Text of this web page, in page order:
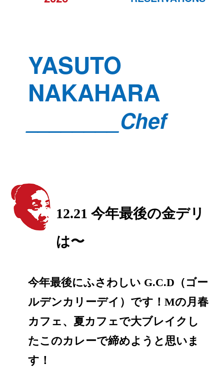
YASUTO
NAKAHARA
________Chef
12.21 今年最後の金デリ
は〜
今年最後にふさわしい G.C.D（ゴー
ルデンカリーデイ）です！Mの月春
カフェ、夏カフェで大ブレイクし
たこのカレーで締めようと思いま
す！